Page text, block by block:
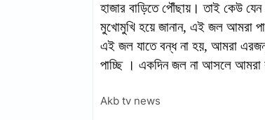
হাজার বাড়িতে পৌঁছায়। তাই কেউ যেন
মুখোমুখি হয়ে জানান, এই জল আমরা
এই জল যাতে বন্ধ না হয়, আমরা
পাচ্ছি । একদিন জল না আসলে আমরা
Akb tv news